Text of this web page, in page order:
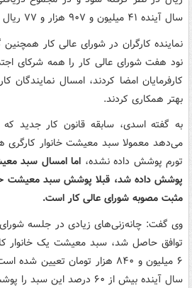
سال آینده ۴۱ میلیون و ۹۰۷ هزار و ۷۷ ریال خواهد بود.
نماینده کارگران در شورای عالی کار
نود هفت شورای عالی کار را همه شرکای
کارفرمایان امضا کردند، امسال نمایندگان
بهتر همکاری کردند.
می‌دهد معمولا سبد معیشت خانوار کارگری
تورم پوشش داده نشده،
مثبت مصوبه شورای عالی کار است.
وی گفت: چانه‌زنی‌های زیادی در جلسه شورای
۶ میلیون و ۸۴۰ هزار تومان
سال آینده بیش از ۶۰ درصد این سبد را پوشش می‌دهد.